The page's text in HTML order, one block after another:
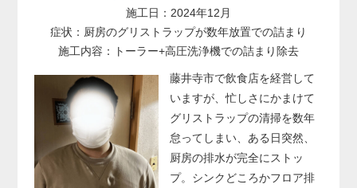
施工日：2024年12月
症状：厨房のグリストラップが数年放置での詰まり
施工内容：トーラー+高圧洗浄機での詰まり除去
藤井寺市で飲食店を経営して
いますが、忙しさにかまけて
グリストラップの清掃を数年
怠ってしまい、ある日突然、
厨房の排水が完全にストッ
プ。シンクどころかフロア排